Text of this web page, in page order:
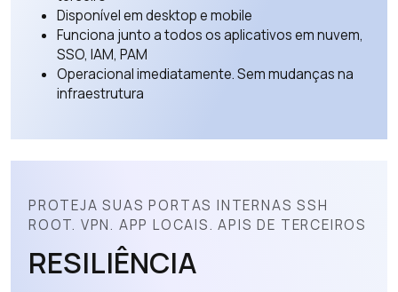
Disponível em desktop e mobile
Funciona junto a todos os aplicativos em nuvem,
SSO, IAM, PAM
Operacional imediatamente. Sem mudanças na
infraestrutura
PROTEJA SUAS PORTAS INTERNAS SSH
ROOT. VPN. APP LOCAIS. APIS DE TERCEIROS
RESILIÊNCIA